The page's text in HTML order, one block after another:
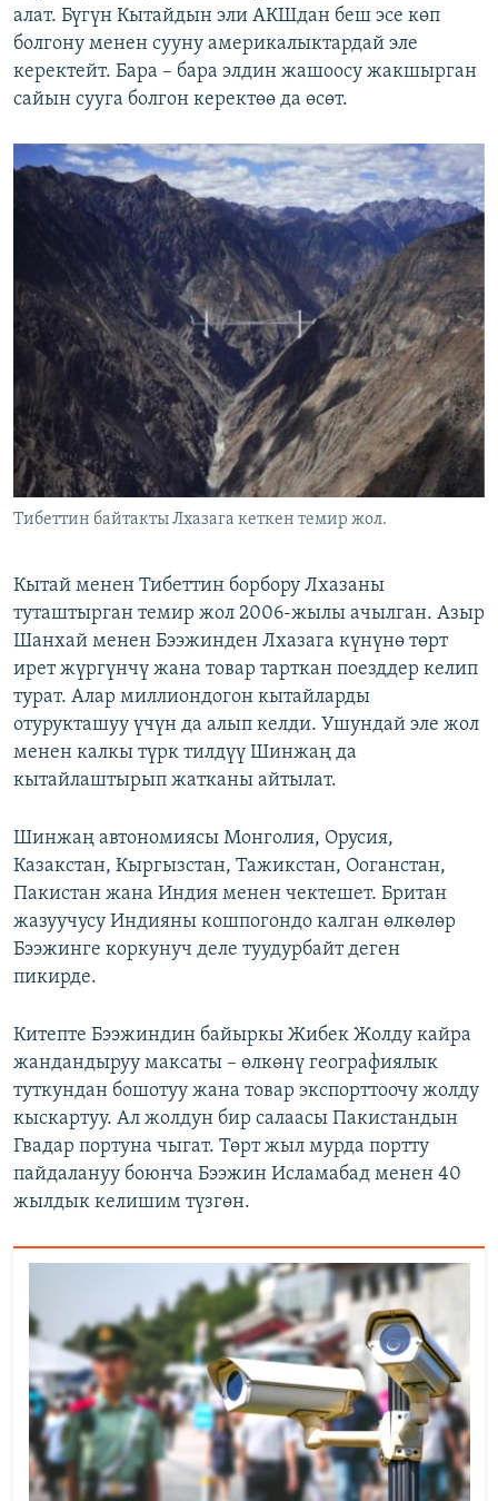
алат. Бүгүн Кытайдын эли АКШдан беш эсе көп
болгону менен сууну америкалыктардай эле
керектейт. Бара – бара элдин жашоосу жакшырган
сайын сууга болгон керектөө да өсөт.
Тибеттин байтакты Лхазага кеткен темир жол.
Кытай менен Тибеттин борбору Лхазаны
туташтырган темир жол 2006-жылы ачылган. Азыр
Шанхай менен Бээжинден Лхазага күнүнө төрт
ирет жүргүнчү жана товар тарткан поезддер келип
турат. Алар миллиондогон кытайларды
отурукташуу үчүн да алып келди. Ушундай эле жол
менен калкы түрк тилдүү Шинжаң да
кытайлаштырып жатканы айтылат.
Шинжаң автономиясы Монголия, Орусия,
Казакстан, Кыргызстан, Тажикстан, Ооганстан,
Пакистан жана Индия менен чектешет. Британ
жазуучусу Индияны кошпогондо калган өлкөлөр
Бээжинге коркунуч деле туудурбайт деген
пикирде.
Китепте Бээжиндин байыркы Жибек Жолду кайра
жандандыруу максаты – өлкөнү географиялык
туткундан бошотуу жана товар экспорттоочу жолду
кыскартуу. Ал жолдун бир салаасы Пакистандын
Гвадар портуна чыгат. Төрт жыл мурда портту
пайдалануу боюнча Бээжин Исламабад менен 40
жылдык келишим түзгөн.